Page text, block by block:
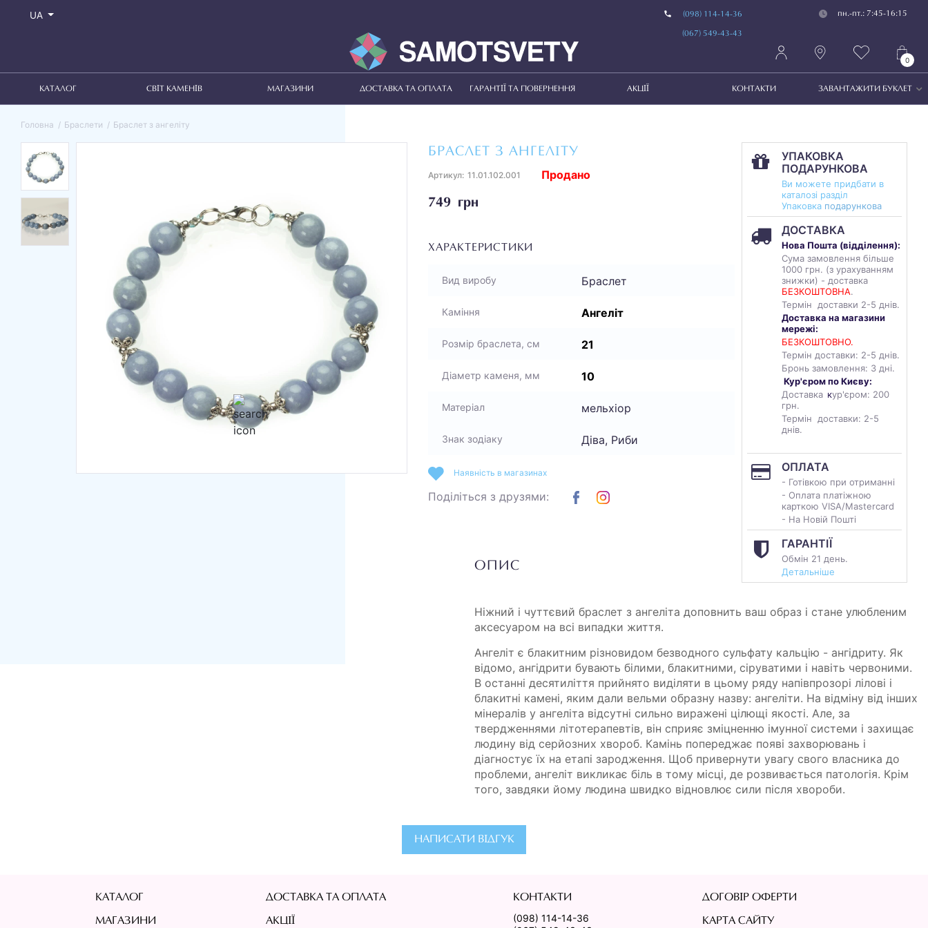
UA (098) 114-14-36
(067) 549-43-43
пн.-пт.: 7:45-16:15
0
КАТАЛОГ СВІТ КАМЕНІВ МАГАЗИНИ ДОСТАВКА ТА ОПЛАТА ГАРАНТІЇ ТА ПОВЕРНЕННЯ АКЦІЇ КОНТАКТИ ЗАВАНТАЖИТИ БУКЛЕТ
Головна Браслети Браслет з ангеліту
БРАСЛЕТ З АНГЕЛІТУ
Артикул: 11.01.102.001
749 грн
Продано
ХАРАКТЕРИСТИКИ
Вид виробу Браслет
Каміння Ангеліт
Розмір браслета, см 21
Діаметр каменя, мм 10
Матеріал мельхіор
Знак зодіаку Діва, Риби
УПАКОВКА
ПОДАРУНКОВА
Ви можете придбати в
каталозі разділ
Упаковка подарункова
ДОСТАВКА
Нова Пошта (відділення):
Сума замовлення більше
1000 грн. (з урахуванням
знижки) - доставка
БЕЗКОШТОВНА.
Термін доставки 2-5 днів.
Доставка на магазини
мережі:
БЕЗКОШТОВНО.
Термін доставки: 2-5 днів.
Бронь замовлення: 3 дні.
Кур'єром по Києву:
Доставка кур'єром: 200
грн.
Термін доставки: 2-5
днів.
ОПЛАТА
- Готівкою при отриманні
- Оплата платіжною
карткою VISA/Mastercard
- На Новій Пошті
ГАРАНТІЇ
Обмін 21 день.
Детальніше
Наявність в магазинах
Поділіться з друзями:
ОПИС
Ніжний і чуттєвий браслет з ангеліта доповнить ваш образ і стане улюбленим
аксесуаром на всі випадки життя.
Ангеліт є блакитним різновидом безводного сульфату кальцію - ангідриту. Як
відомо, ангідрити бувають білими, блакитними, сіруватими і навіть червоними.
В останні десятиліття прийнято виділяти в цьому ряду напівпрозорі лілові і
блакитні камені, яким дали вельми образну назву: ангеліти. На відміну від інших
мінералів у ангеліта відсутні сильно виражені цілющі якості. Але, за
твердженнями літотерапевтів, він сприяє зміцненню імунної системи і захищає
людину від серйозних хвороб. Камінь попереджає появі захворювань і
діагностує їх на етапі зародження. Щоб привернути увагу свого власника до
проблеми, ангеліт викликає біль в тому місці, де розвивається патологія. Крім
того, завдяки йому людина швидко відновлює сили після хвороби.
НАПИСАТИ ВІДГУК
КАТАЛОГ
МАГАЗИНИ
ДОСТАВКА ТА ОПЛАТА
АКЦІЇ
КОНТАКТИ
(098) 114-14-36
ДОГОВІР ОФЕРТИ
КАРТА САЙТУ